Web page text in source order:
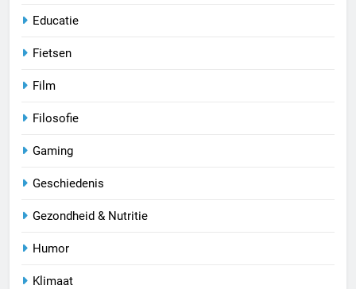
Educatie
Fietsen
Film
Filosofie
Gaming
Geschiedenis
Gezondheid & Nutritie
Humor
Klimaat